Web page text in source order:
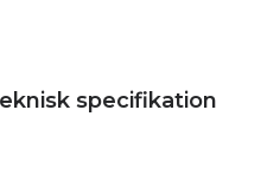
specifikation